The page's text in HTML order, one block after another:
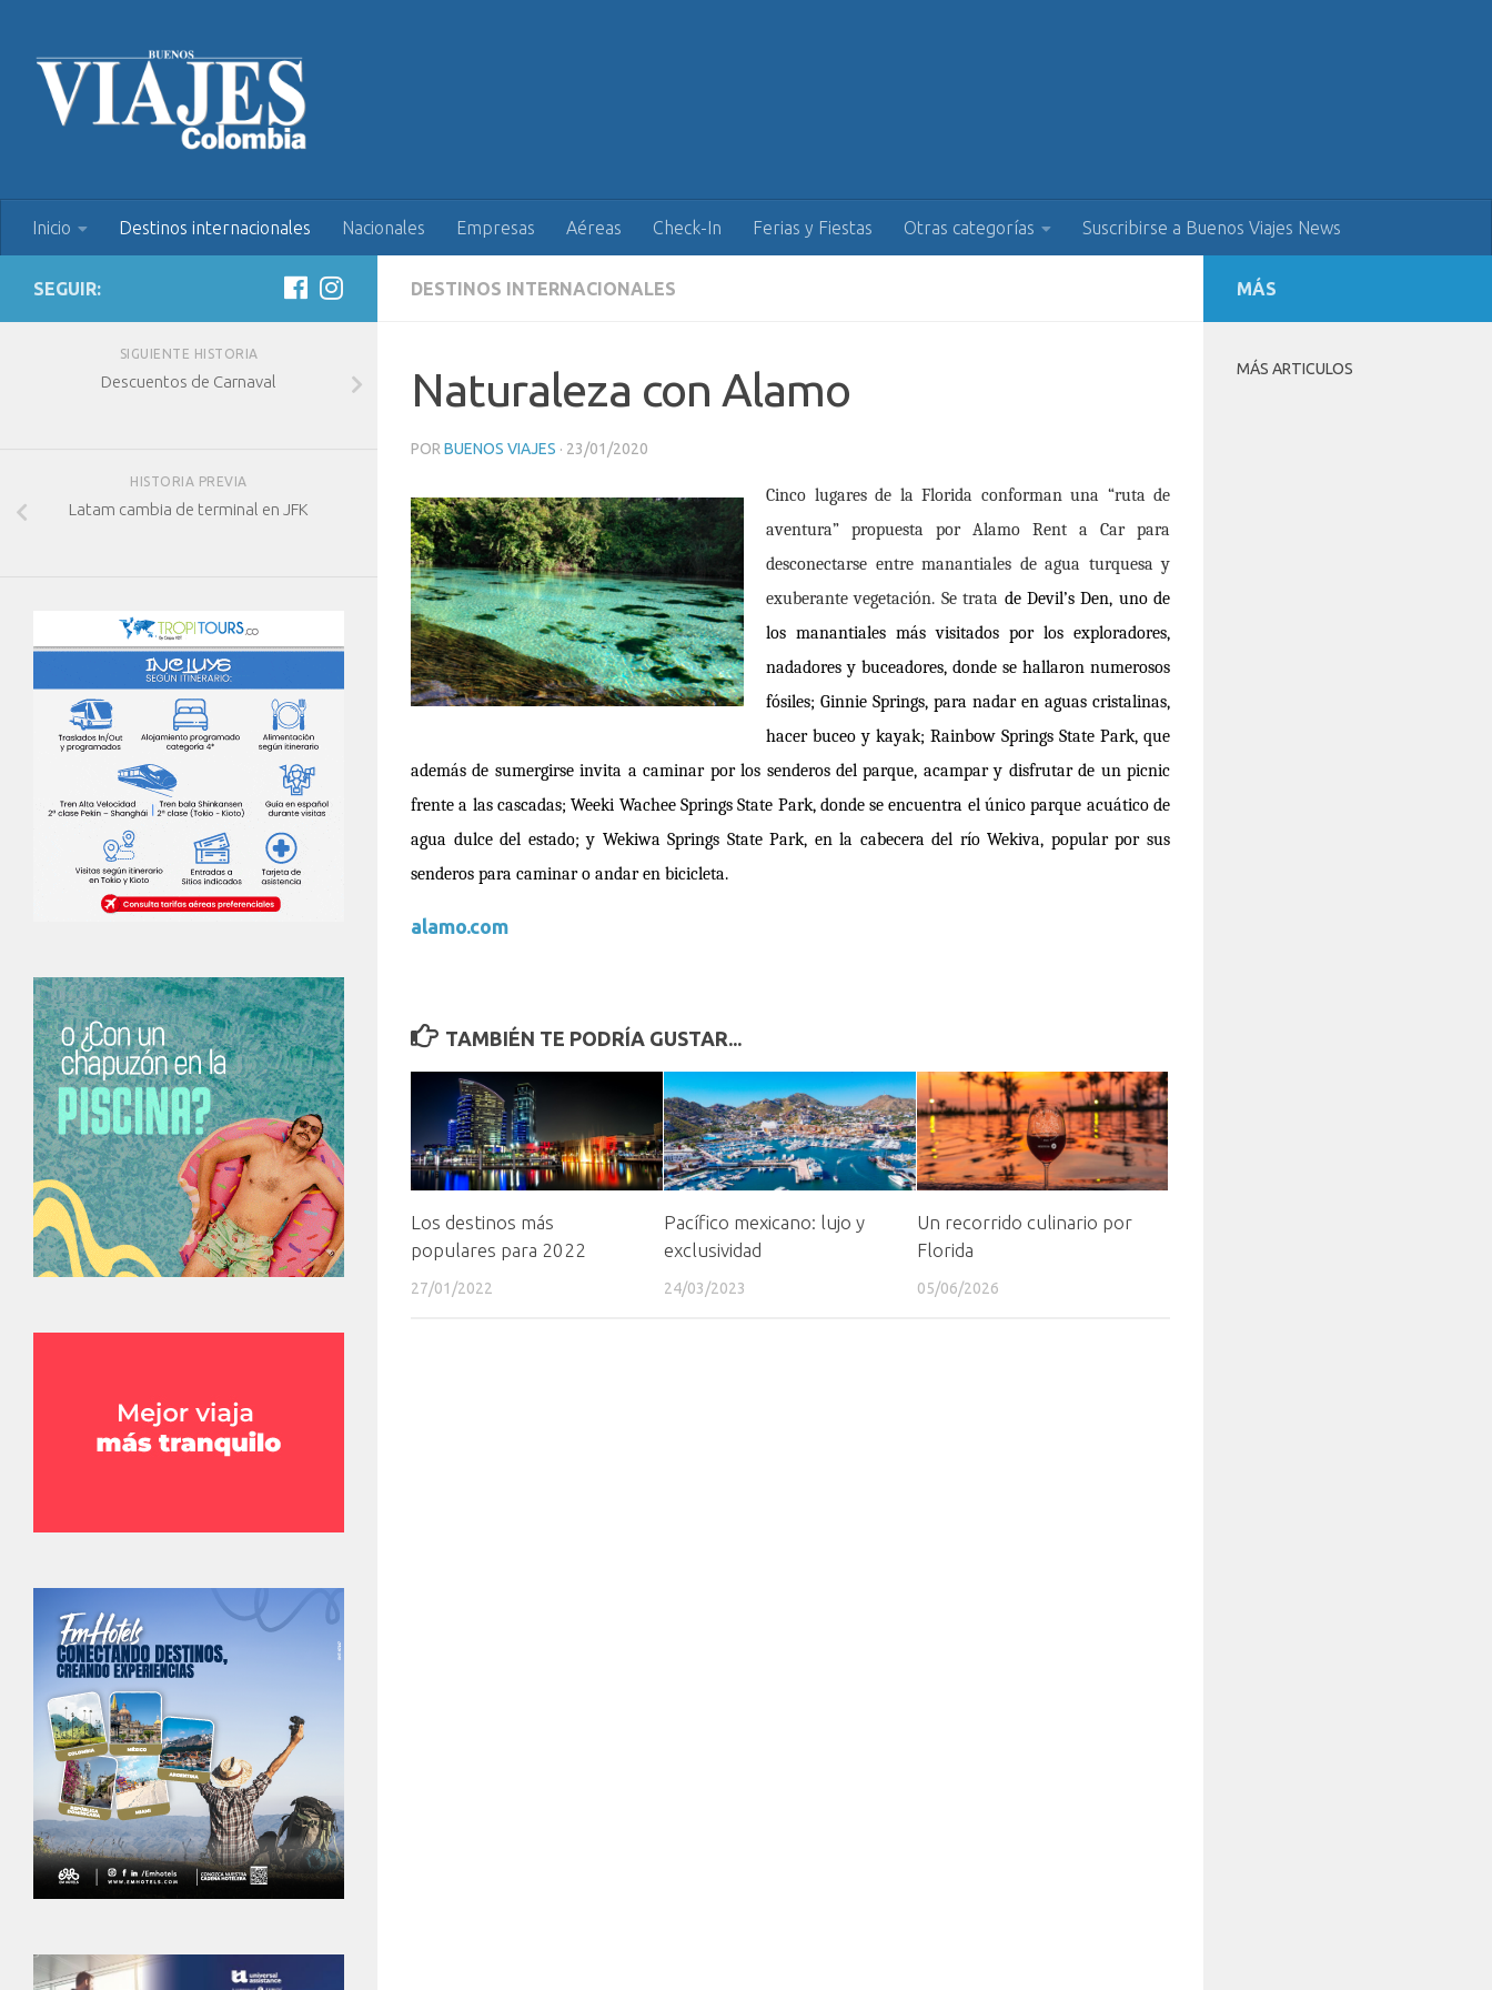
Inicio Destinos internacionales Nacionales Empresas Aéreas Check-In Ferias y Fiestas Otras categorías Suscribirse a Buenos Viajes News
DESTINOS INTERNACIONALES
Naturaleza con Alamo
POR BUENOS VIAJES · 23/01/2020
Cinco lugares de la Florida conforman una “ruta de
aventura” propuesta por Alamo Rent a Car para
desconectarse entre manantiales de agua turquesa y
exuberante vegetación. Se trata de Devil’s Den, uno de
los manantiales más visitados por los exploradores,
nadadores y buceadores, donde se hallaron numerosos
fósiles; Ginnie Springs, para nadar en aguas cristalinas,
hacer buceo y kayak; Rainbow Springs State Park, que
además de sumergirse invita a caminar por los senderos del parque, acampar y disfrutar de un picnic
frente a las cascadas; Weeki Wachee Springs State Park, donde se encuentra elúnico parque acuático de
agua dulce del estado; y Wekiwa Springs State Park, en la cabecera del río Wekiva, popular por sus
senderos para caminar o andar en bicicleta.
alamo.com
TAMBIÉN TE PODRÍA GUSTAR...
Los destinos más
populares para 2022
27/01/2022
Pacífico mexicano: lujo y
exclusividad
24/03/2023
Un recorrido culinario por
Florida
05/06/2026
SEGUIR:
SIGUIENTE HISTORIA
Descuentos de Carnaval
HISTORIA PREVIA
Latam cambia de terminal en JFK
MÁS
MÁS ARTICULOS